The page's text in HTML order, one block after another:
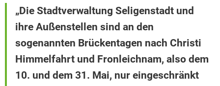
„Die Stadtverwaltung Seligenstadt und
ihre Außenstellen sind an den
sogenannten Brückentagen nach Christi
Himmelfahrt und Fronleichnam, also dem
10. und dem 31. Mai, nur eingeschränkt